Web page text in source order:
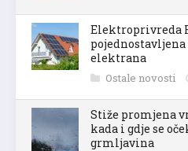
Elektroprivreda
elektrana
Ostale novosti
Stiže promjena
kada i gdje se
grmljavina